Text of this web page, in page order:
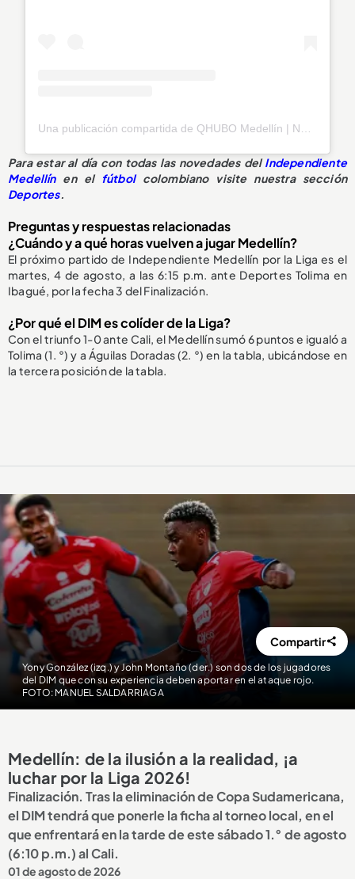
Para estar al día con todas las novedades delIndependiente
Medellínen el fútbol colombiano visite nuestra sección
Deportes.
Preguntas y respuestas relacionadas
¿Cuándo y a qué horas vuelven a jugar Medellín?
El próximo partido de Independiente Medellín por la Liga es el
martes, 4 de agosto, a las 6:15 p.m. ante Deportes Tolima en
Ibagué, por la fecha 3 del Finalización.
¿Por qué el DIM es colíder de la Liga?
Con el triunfo 1-0 ante Cali, el Medellín sumó 6 puntos e igualó a
Tolima (1. °) y a Águilas Doradas (2. °) en la tabla, ubicándose en
la tercera posición de la tabla.
Yony González (izq.) y John Montaño (der.) son dos de los jugadores
del DIM que con su experiencia deben aportar en el ataque rojo.
FOTO: MANUEL SALDARRIAGA
Compartir
Medellín: de la ilusión a la realidad, ¡a
luchar por la Liga 2026!
Finalización. Tras la eliminación de Copa Sudamericana,
el DIM tendrá que ponerle la ficha al torneo local, en el
que enfrentará en la tarde de este sábado 1.° de agosto
(6:10 p.m.) al Cali.
01 de agosto de 2026